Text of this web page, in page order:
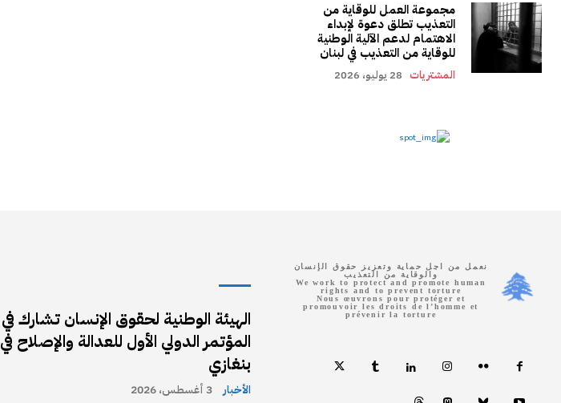
مجموعة العمل للوقاية من
التعذيب تطلق دعوة لإبداء
الاهتمام لدعم الآلية الوطنية
للوقاية من التعذيب في لبنان
المشتريات 28 يوليو، 2026
الهيئة الوطنية لحقوق الإنسان تشارك في
المؤتمر الدولي الأول للعدالة والإصلاح في
بنغازي
الأخبار 3 أغسطس، 2026
نعمل من اجل حماية وتعزيز حقوق الإنسان
والوقاية من التعذيب
We work to protect and promote human
rights and to prevent torture
Nous œuvrons pour protéger et
promouvoir les droits de l’homme et
prévenir la torture